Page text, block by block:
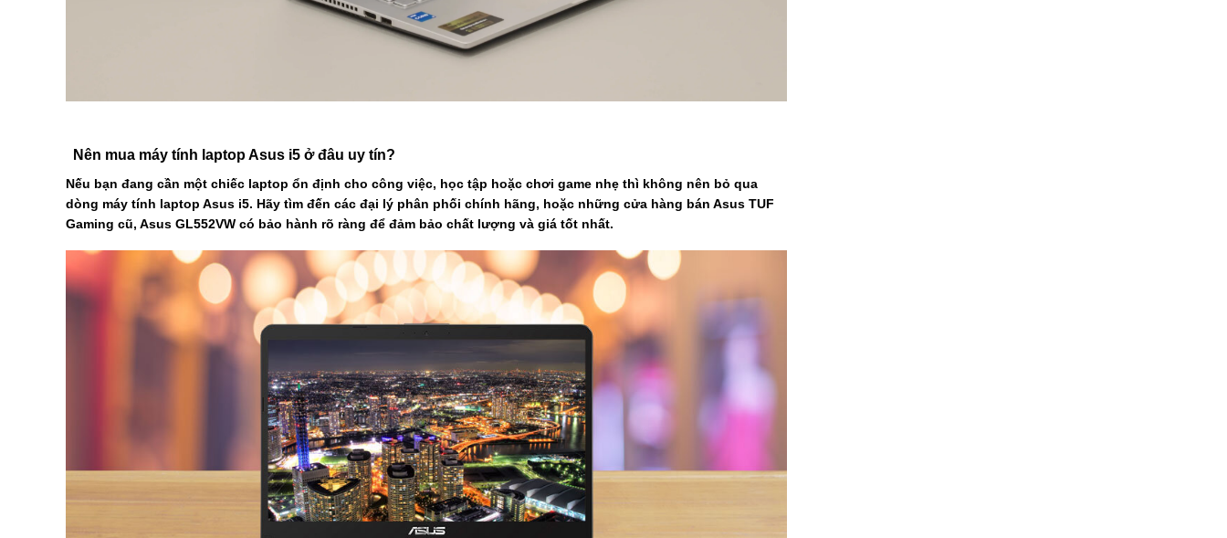
Nên mua máy tính laptop Asus i5 ở đâu uy tín?
Nếu bạn đang cần một chiếc laptop ổn định cho công việc, học tập hoặc chơi game nhẹ thì không nên bỏ qua
dòng máy tính laptop Asus i5. Hãy tìm đến các đại lý phân phối chính hãng, hoặc những cửa hàng bán Asus TUF
Gaming cũ, Asus GL552VW có bảo hành rõ ràng để đảm bảo chất lượng và giá tốt nhất.